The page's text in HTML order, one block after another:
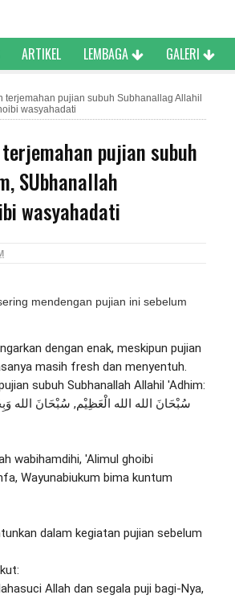
ARTIKEL LEMBAGA GALERI
terjemahan pujian subuh Subhanallag Allahil
wasyahadati
pujian subuh
SUbhanallah
wasyahadati
mendengan pujian ini sebelum
dengan enak, meskipun pujian
masih fresh dan menyentuh.
subuh Subhanallah Allahil 'Adhim:
wabihamdihi, 'Alimul ghoibi
Wayunabiukum bima kuntum
dalam kegiatan pujian sebelum
Allah dan segala puji bagi-Nya,